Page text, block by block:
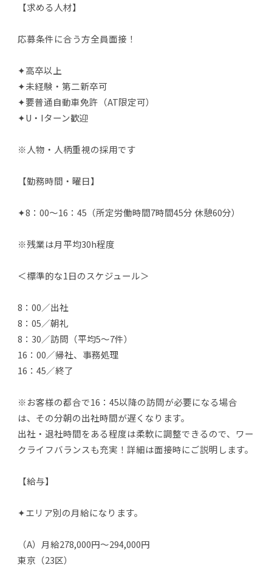
【求める人材】
応募条件に合う方全員面接！
✦高卒以上
✦未経験・第二新卒可
✦要普通自動車免許（AT限定可）
✦U・Iターン歓迎
※人物・人柄重視の採用です
【勤務時間・曜日】
✦8：00～16：45（所定労働時間7時間45分 休憩60分）
※残業は月平均30h程度
＜標準的な1日のスケジュール＞
8：00／出社
8：05／朝礼
8：30／訪問（平均5～7件）
16：00／帰社、事務処理
16：45／終了
※お客様の都合で16：45以降の訪問が必要になる場合
は、その分朝の出社時間が遅くなります。
出社・退社時間をある程度は柔軟に調整できるので、ワー
クライフバランスも充実！詳細は面接時にご説明します。
【給与】
✦エリア別の月給になります。
（A）月給278,000円～294,000円
東京（23区）